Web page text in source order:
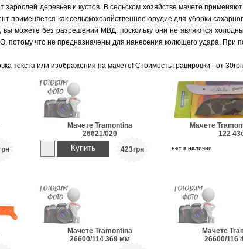
зарослей деревьев и кустов. В сельском хозяйстве мачете
применяется как сельскохозяйственное орудие для уборки
вы можете без разрешений МВД, поскольку они не являются
потому что не предназначены для нанесения колющего удара. При
текста или изображения на мачете! Стоимость гравировки - от
Мачете Tramontina
26621/020
Купить 423грн
Мачете
122
нет в наличии
Мачете Tramontina
26600/114 369 мм
Мачете
26600/116